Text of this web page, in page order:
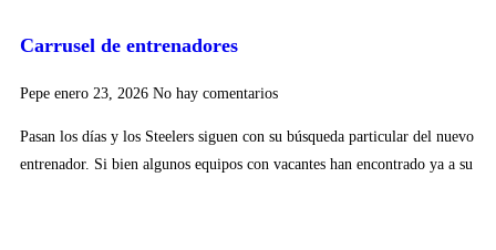
Carrusel de entrenadores
Pepe enero 23, 2026 No hay comentarios
Pasan los días y los Steelers siguen con su búsqueda particular del nuevo
entrenador. Si bien algunos equipos con vacantes han encontrado ya a su